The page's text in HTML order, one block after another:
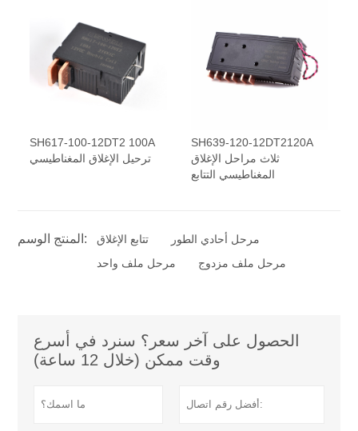
SH617-100-12DT2 100A
ترحيل الإغلاق المغناطيسي
SH639-120-12DT2120A
ثلاث مراحل الإغلاق
المغناطيسي التتابع
المنتج الوسم: تتابع الإغلاق
مرحل أحادي الطور
مرحل ملف واحد
مرحل ملف مزدوج
الحصول على آخر سعر؟ سنرد في أسرع
وقت ممكن (خلال 12 ساعة)